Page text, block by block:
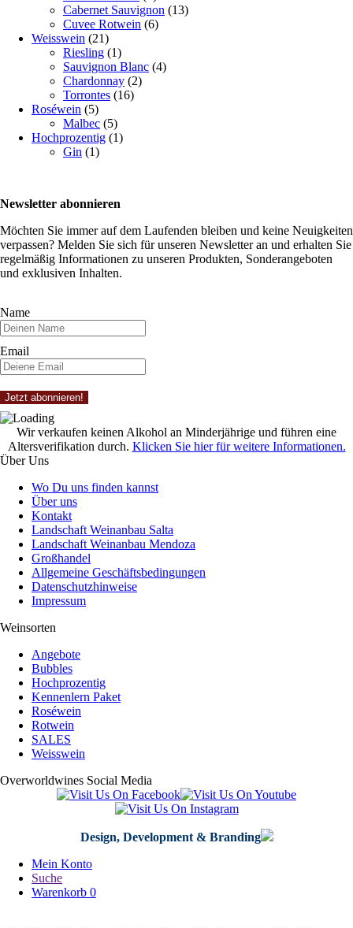
Cabernet Sauvignon (13)
Cuvee Rotwein (6)
Weisswein (21)
Riesling (1)
Sauvignon Blanc (4)
Chardonnay (2)
Torrontes (16)
Roséwein (5)
Malbec (5)
Hochprozentig (1)
Gin (1)
Newsletter abonnieren
Möchten Sie immer auf dem Laufenden bleiben und keine Neuigkeiten
verpassen? Melden Sie sich für unseren Newsletter an und erhalten Sie
regelmäßig Informationen zu unseren Produkten, Sonderangeboten
und exklusiven Inhalten.
Name
Email
Wir verkaufen keinen Alkohol an Minderjährige und führen eine
Altersverifikation durch. Klicken Sie hier für weitere Informationen.
Über Uns
Wo Du uns finden kannst
Über uns
Kontakt
Landschaft Weinanbau Salta
Landschaft Weinanbau Mendoza
Großhandel
Allgemeine Geschäftsbedingungen
Datenschutzhinweise
Impressum
Weinsorten
Angebote
Bubbles
Hochprozentig
Kennenlern Paket
Roséwein
Rotwein
SALES
Weisswein
Overworldwines Social Media
Design, Development & Branding
Mein Konto
Suche
Warenkorb 0